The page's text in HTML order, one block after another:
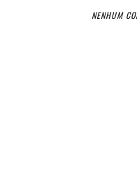
NENHUM